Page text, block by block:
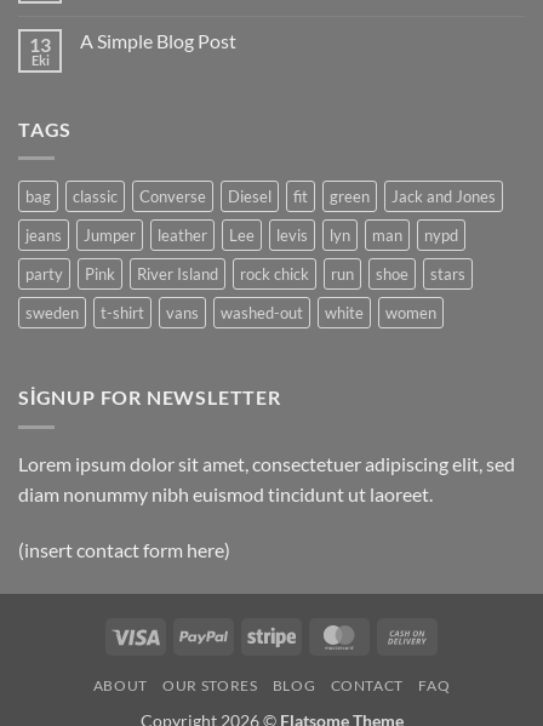
another
13
Eki
A Simple Blog Post
TAGS
bag classic Converse Diesel fit green
Jack and Jones
jeans
Jumper leather Lee levis lyn man
nypd
party
Pink River Island rock chick run shoe
stars
sweden
t-shirt vans washed-out white women
SIGNUP FOR NEWSLETTER
Lorem ipsum dolor sit amet, consectetuer adipiscing elit, sed
diam nonummy nibh euismod tincidunt ut laoreet.
(insert contact form here)
Visa PayPal Stripe MasterCard
Delivery
ABOUT OUR STORES BLOG CONTACT FAQ
Copyright 2026 © Flatsome Theme